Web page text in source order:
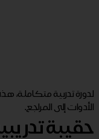
لدورة تدربية متكاملة،
الأدوات إلى المراجع.
حقيبة